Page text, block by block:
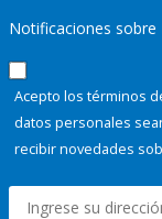
Notificaciones sobre
Acepto los términos
datos personales
recibir novedades